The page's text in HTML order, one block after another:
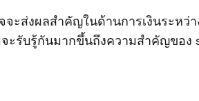
ะส่งผลสำคัญในด้านการเงินระหว่
ะรับรู้กันมากขึ้นถึงความสำคัญของ